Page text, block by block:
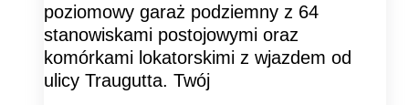
poziomowy garaż podziemny z 64
stanowiskami postojowymi oraz
komórkami lokatorskimi z wjazdem od
ulicy Traugutta. Twój